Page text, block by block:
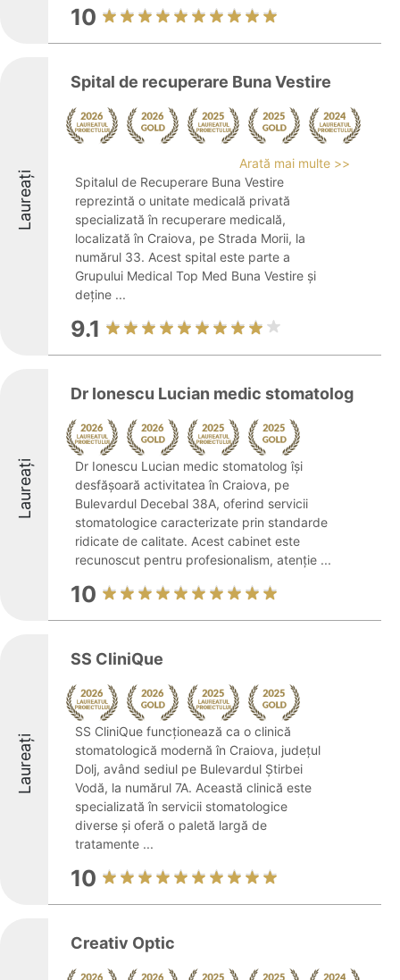
10
Laureați
Spital de recuperare Buna Vestire
Arată mai multe >>
Spitalul de Recuperare Buna Vestire
reprezintă o unitate medicală privată
specializată în recuperare medicală,
localizată în Craiova, pe Strada Morii, la
numărul 33. Acest spital este parte a
Grupului Medical Top Med Buna Vestire și
deține ...
9.1
Laureați
Dr Ionescu Lucian medic stomatolog
Dr Ionescu Lucian medic stomatolog își
desfășoară activitatea în Craiova, pe
Bulevardul Decebal 38A, oferind servicii
stomatologice caracterizate prin standarde
ridicate de calitate. Acest cabinet este
recunoscut pentru profesionalism, atenție ...
10
Laureați
SS CliniQue
SS CliniQue funcționează ca o clinică
stomatologică modernă în Craiova, județul
Dolj, având sediul pe Bulevardul Știrbei
Vodă, la numărul 7A. Această clinică este
specializată în servicii stomatologice
diverse și oferă o paletă largă de
tratamente ...
10
Creativ Optic